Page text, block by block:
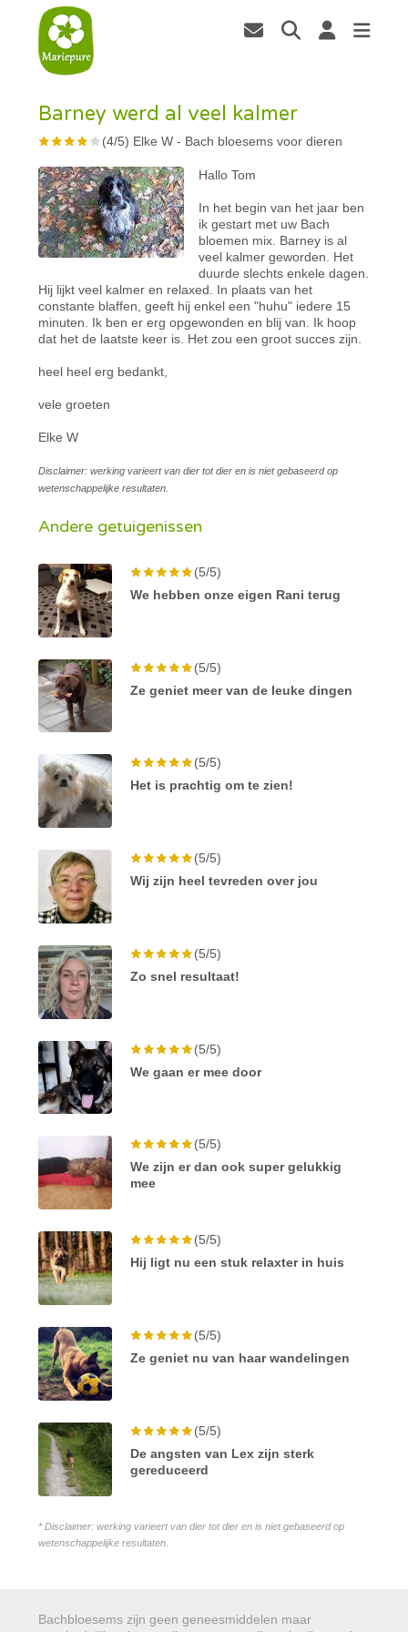
Barney werd al veel kalmer
(4/5) Elke W - Bach bloesems voor dieren
Hallo Tom
In het begin van het jaar ben
ik gestart met uw Bach
bloemen mix. Barney is al
veel kalmer geworden. Het
duurde slechts enkele dagen.
Hij lijkt veel kalmer en relaxed. In plaats van het
constante blaffen, geeft hij enkel een "huhu" iedere 15
minuten. Ik ben er erg opgewonden en blij van. Ik hoop
dat het de laatste keer is. Het zou een groot succes zijn.
heel heel erg bedankt,
vele groeten
Elke W
Disclaimer: werking varieert van dier tot dier en is niet gebaseerd op
wetenschappelijke resultaten.
Andere getuigenissen
(5/5)
We hebben onze eigen Rani terug
(5/5)
Ze geniet meer van de leuke dingen
(5/5)
Het is prachtig om te zien!
(5/5)
Wij zijn heel tevreden over jou
(5/5)
Zo snel resultaat!
(5/5)
We gaan er mee door
(5/5)
We zijn er dan ook super gelukkig
mee
(5/5)
Hij ligt nu een stuk relaxter in huis
(5/5)
Ze geniet nu van haar wandelingen
(5/5)
De angsten van Lex zijn sterk
gereduceerd
* Disclaimer: werking varieert van dier tot dier en is niet gebaseerd op
wetenschappelijke resultaten.
Bachbloesems zijn geen geneesmiddelen maar